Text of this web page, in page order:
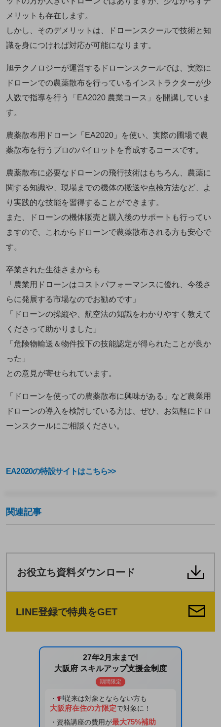
メリットも存在します。
しかし、そのデメリットは、ドローンスクールで技術と知
識を身につければ対応が可能になります。
旭テクノロジーが運営するドローンスクールでは、実際に
ドローンでの農薬散布を行っているインストラクターが少
人数で指導を行う「EA2020 農業コース」を開講していま
す。
農薬散布用ドローン「EA2020」を使い、実際の圃場で農
薬散布を行うプロのパイロットを育成するコースです。
農薬散布に必要なドローンの飛行技術はもちろん、農薬に
関する知識や、現場までの機体の搬送や点検方法など、よ
り実践的な技能を習得することができます。
また、ドローンの機体販売と購入後のサポートも行ってい
ますので、これからドローンで農薬散布される方も安心で
す。
卒業された生徒さまからも
「農業用ドローンはコストパフォーマンスに優れ、今後さ
らに発展する市場なのでお勧めです」
「ドローンの操縦や、航空法の知識をわかりやすく教えて
くださって助かりました」
「危険物輸送＆物件投下の技能認定が得られたことが良か
った」
との意見が寄せられています。
「ドローンを使っての農薬散布に興味がある」など農業用
ドローンの導入を検討している方は、ぜひ、お気軽にドロ
ーンスクールにご相談ください。
EA2020の特設サイトはこちら>>
関連記事
お役立ち資料ダウンロード
LINE登録で特典をGET
27年2月末まで!
大阪府 スキルアップ支援金制度
期間限定
・ 従来は対象とならない方も
大阪府在住の方限定で対象に！
・資格講座の費用が最大75%補助